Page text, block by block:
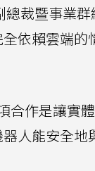
裁暨事業
依賴雲端
合作是讓實
人能安全地